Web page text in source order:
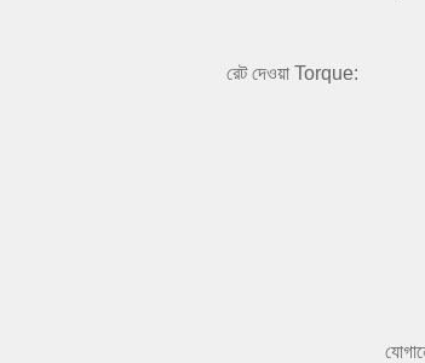
রেট দেওয়া Torque: